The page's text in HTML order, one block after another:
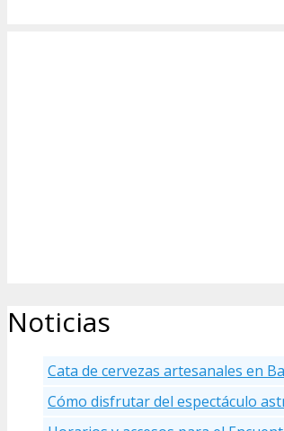
Noticias
Cata de cervezas artesanales en
Cómo disfrutar del espectáculo